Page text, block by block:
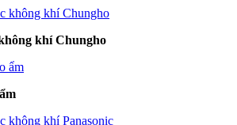
khí Chungho